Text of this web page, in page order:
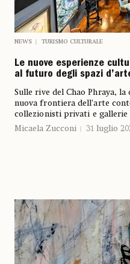
NEWS TURISMO CULTURALE
Le nuove esperienze
al futuro degli spazi
Sulle rive del Chao Phraya,
nuova frontiera dell’arte
collezionisti privati e gallerie
Micaela Zucconi
31 luglio